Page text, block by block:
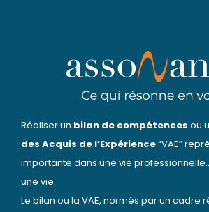
Réaliser un bilan de compétences ou
des Acquis de l’Expérience“VAE”
importante dans une vie
une vie.
Le bilan ou la VAE, normés par un cadre